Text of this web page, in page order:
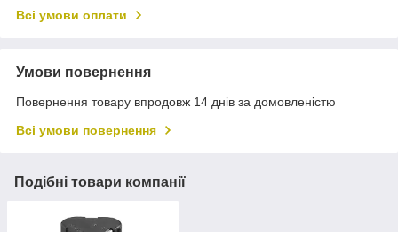
Всі умови оплати
Умови повернення
Повернення товару впродовж 14 днів за домовленістю
Всі умови повернення
Подібні товари компанії